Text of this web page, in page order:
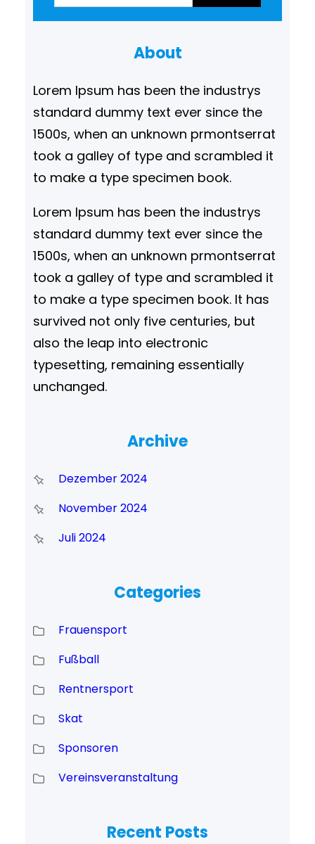
About
Lorem Ipsum has been the industrys
standard dummy text ever since the
1500s, when an unknown prmontserrat
took a galley of type and scrambled it
to make a type specimen book.
Lorem Ipsum has been the industrys
standard dummy text ever since the
1500s, when an unknown prmontserrat
took a galley of type and scrambled it
to make a type specimen book. It has
survived not only five centuries, but
also the leap into electronic
typesetting, remaining essentially
unchanged.
Archive
Dezember 2024
November 2024
Juli 2024
Categories
Frauensport
Fußball
Rentnersport
Skat
Sponsoren
Vereinsveranstaltung
Recent Posts